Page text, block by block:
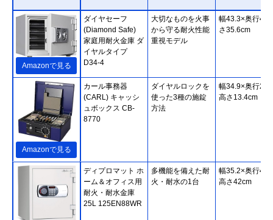
Amazonで見る
ダイヤセーフ
(Diamond Safe)
家庭用耐火金庫 ダ
イヤルタイプ
D34-4
大切なものを火事
から守る耐火性能
重視モデル
幅43.3×奥行
さ35.6cm
Amazonで見る
カール事務器
(CARL) キャッシ
ュボックス CB-
8770
ダイヤルロックを
使った3種の施錠
方法
幅34.9×奥行
高さ13.4cm
ディプロマット ホ
ーム＆オフィス用
耐火・耐水金庫
25L 125EN88WR
多機能を備えた耐
火・耐水の1台
幅35.2×奥行
高さ42cm